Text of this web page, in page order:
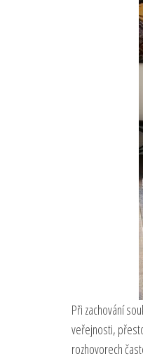
Při zachování
veřejnosti,
rozhovorech